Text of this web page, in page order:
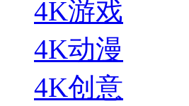
4K游戏
4K动漫
4K创意